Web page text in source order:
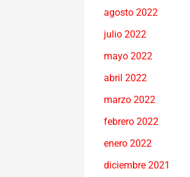
agosto 2022
julio 2022
mayo 2022
abril 2022
marzo 2022
febrero 2022
enero 2022
diciembre 2021